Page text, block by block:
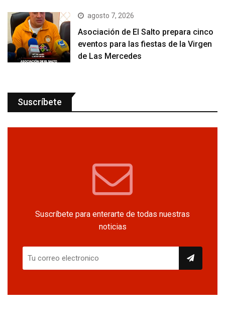
agosto 7, 2026
Asociación de El Salto prepara cinco
eventos para las fiestas de la Virgen
de Las Mercedes
Suscríbete
Suscríbete para enterarte de todas nuestras
noticias